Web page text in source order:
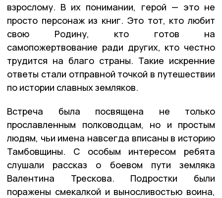
взрослому. В их понимании, герой — это не
просто персонаж из книг. Это тот, кто любит
свою Родину, кто готов на
самопожертвование ради других, кто честно
трудится на благо страны. Такие искренние
ответы стали отправной точкой в путешествии
по истории славных земляков.
Встреча была посвящена не только
прославленным полководцам, но и простым
людям, чьи имена навсегда вписаны в историю
Тамбовщины. С особым интересом ребята
слушали рассказ о боевом пути земляка
Валентина Трескова. Подростки были
поражены смекалкой и выносливостью воина,